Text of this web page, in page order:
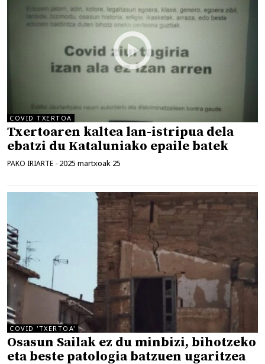
COVID TXERTOA
Txertoaren kaltea lan-istripua dela
ebatzi du Kataluniako epaile batek
PAKO IRIARTE - 2025 martxoak 25
COVID 'TXERTOA'
Osasun Sailak ez du minbizi, bihotzeko
eta beste patologia batzuen ugaritzea